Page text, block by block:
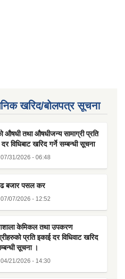
खरिद/बोलपत्र सूचना
औषधी तथा औषधीजन्य सामाग्री प्रति
विधिबाट खरिद गर्ने सम्बन्धी सूचना
07/31/2026 - 06:48
बजार पसल कर
07/07/2026 - 12:52
केमिकल तथा उपकरण
प्रति इकाई दर विधिवाट खरिद
सूचना ।
04/21/2026 - 14:30